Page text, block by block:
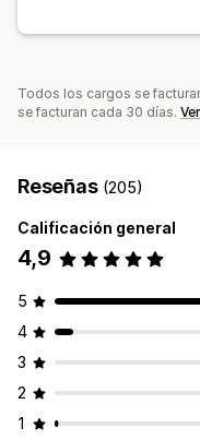
Todos los cargos se
se facturan cada 30 días.
Reseñas (205)
Calificación general
4,9
5
4
3
2
1